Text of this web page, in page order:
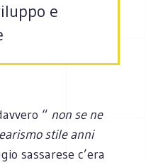
e
“ non se ne
stile anni
sassarese c’era